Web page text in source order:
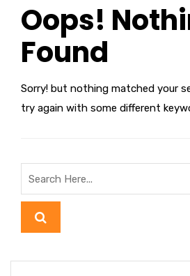
Oops!
Found
Sorry! but nothing matched your
try again with some different